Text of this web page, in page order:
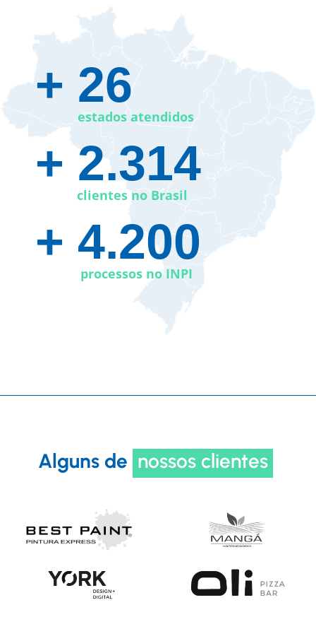
+ 26​
estados atendidos
+ 2.314
clientes no Brasil
+ 4.200
processos no INPI
Alguns de nossos clientes